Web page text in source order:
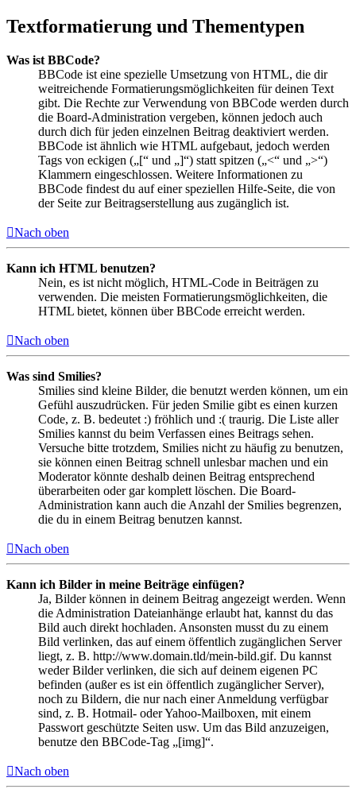
Textformatierung und Thementypen
Was ist BBCode?
BBCode ist eine spezielle Umsetzung von HTML, die dir
weitreichende Formatierungsmöglichkeiten für deinen Text
gibt. Die Rechte zur Verwendung von BBCode werden durch
die Board-Administration vergeben, können jedoch auch
durch dich für jeden einzelnen Beitrag deaktiviert werden.
BBCode ist ähnlich wie HTML aufgebaut, jedoch werden
Tags von eckigen („[“ und „]“) statt spitzen („<“ und „>“)
Klammern eingeschlossen. Weitere Informationen zu
BBCode findest du auf einer speziellen Hilfe-Seite, die von
der Seite zur Beitragserstellung aus zugänglich ist.
Nach oben
Kann ich HTML benutzen?
Nein, es ist nicht möglich, HTML-Code in Beiträgen zu
verwenden. Die meisten Formatierungsmöglichkeiten, die
HTML bietet, können über BBCode erreicht werden.
Nach oben
Was sind Smilies?
Smilies sind kleine Bilder, die benutzt werden können, um ein
Gefühl auszudrücken. Für jeden Smilie gibt es einen kurzen
Code, z. B. bedeutet :) fröhlich und :( traurig. Die Liste aller
Smilies kannst du beim Verfassen eines Beitrags sehen.
Versuche bitte trotzdem, Smilies nicht zu häufig zu benutzen,
sie können einen Beitrag schnell unlesbar machen und ein
Moderator könnte deshalb deinen Beitrag entsprechend
überarbeiten oder gar komplett löschen. Die Board-
Administration kann auch die Anzahl der Smilies begrenzen,
die du in einem Beitrag benutzen kannst.
Nach oben
Kann ich Bilder in meine Beiträge einfügen?
Ja, Bilder können in deinem Beitrag angezeigt werden. Wenn
die Administration Dateianhänge erlaubt hat, kannst du das
Bild auch direkt hochladen. Ansonsten musst du zu einem
Bild verlinken, das auf einem öffentlich zugänglichen Server
liegt, z. B. http://www.domain.tld/mein-bild.gif. Du kannst
weder Bilder verlinken, die sich auf deinem eigenen PC
befinden (außer es ist ein öffentlich zugänglicher Server),
noch zu Bildern, die nur nach einer Anmeldung verfügbar
sind, z. B. Hotmail- oder Yahoo-Mailboxen, mit einem
Passwort geschützte Seiten usw. Um das Bild anzuzeigen,
benutze den BBCode-Tag „[img]“.
Nach oben